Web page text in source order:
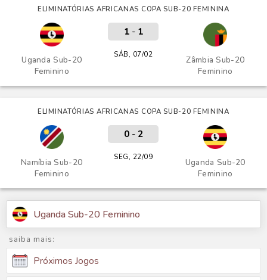
ELIMINATÓRIAS AFRICANAS COPA SUB-20 FEMININA
Uganda Sub-20
Feminino
Zâmbia Sub-20
Feminino
1- 1
SÁB, 07/02
ELIMINATÓRIAS AFRICANAS COPA SUB-20 FEMININA
Namíbia Sub-20
Feminino
Uganda Sub-20
Feminino
0- 2
SEG, 22/09
Uganda Sub-20 Feminino
saiba mais:
Próximos Jogos